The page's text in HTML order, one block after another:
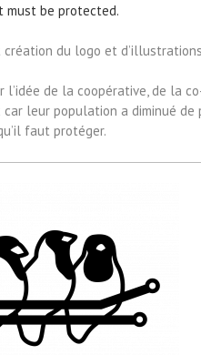
must be protected.
création du logo et
l’idée de la coopérative, de la
car leur population a diminué
faut protéger.